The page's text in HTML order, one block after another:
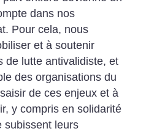
dans nos
Pour cela, nous
et à soutenir
de lutte antivalidiste, et
des organisations du
de ces enjeux et à
y compris en solidarité
subissent leurs